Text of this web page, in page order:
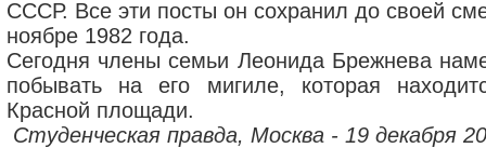
СССР. Все эти посты он сохранил до своей
ноябре 1982 года.
Сегодня члены семьи Леонида Брежнева
побывать на его мигиле, которая
Красной площади.
Студенческая правда, Москва - 19 декабря